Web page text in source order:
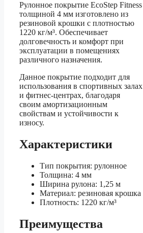
Рулонное покрытие EcoStep Fitness
толщиной 4 мм изготовлено из
резиновой крошки с плотностью
1220 кг/м³. Обеспечивает
долговечность и комфорт при
эксплуатации в помещениях
различного назначения.
Данное покрытие подходит для
использования в спортивных залах
и фитнес-центрах, благодаря
своим амортизационным
свойствам и устойчивости к
износу.
Характеристики
Тип покрытия: рулонное
Толщина: 4 мм
Ширина рулона: 1,25 м
Материал: резиновая крошка
Плотность: 1220 кг/м³
Преимущества